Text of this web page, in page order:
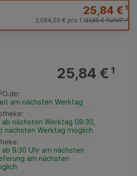
25,84 €¹
UAVP:²
31,55 €²
2.584,00 € pro 1 l
25,84 €¹
:
am nächsten Werktag
:
nächsten Werktag 08:30,
nächsten Werktag möglich
:
9:30 Uhr am nächsten
am nächsten